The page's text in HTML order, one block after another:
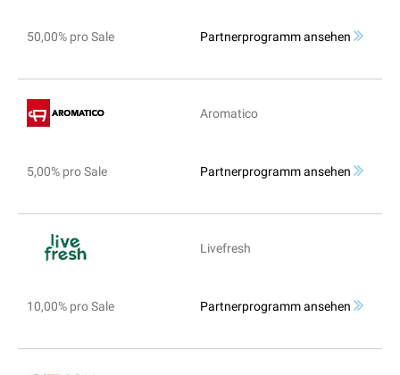
50,00% pro Sale Partnerprogramm ansehen
Aromatico
5,00% pro Sale Partnerprogramm ansehen
Livefresh
10,00% pro Sale Partnerprogramm ansehen